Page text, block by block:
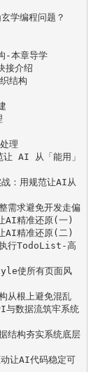
编程问题？
AI 从「能用」
用规范让AI从
求避免开发走偏
AI精准还原(一)
AI精准还原(二)
行TodoList-高
使所有页面风
根上避免混乱
数据流筑牢系统
构夯实系统底层
让AI代码稳定可